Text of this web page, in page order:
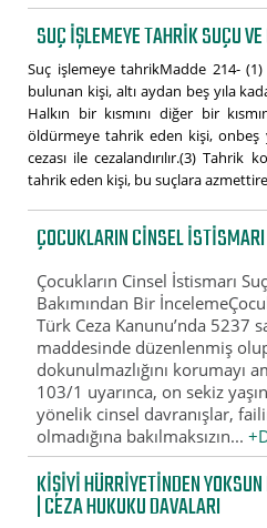
SUÇ IŞLEMEYE TAHRIK SUÇU
Suç işlemeye tahrikMadde 214-
bulunan kişi, altı aydan beş yıla
Halkın bir kısmını diğer bir
öldürmeye tahrik eden kişi, onbeş
cezası ile cezalandırılır.(3) Tahrik
tahrik eden kişi, bu suçlara
ÇOCUKLARIN CINSEL
Çocukların Cinsel İstismarı
Bakımından Bir
Türk Ceza Kanunu’nda 5237
maddesinde düzenlenmiş
dokunulmazlığını korumayı
103/1 uyarınca, on sekiz
yönelik cinsel davranışlar,
olmadığına bakılmaksızın...
KIŞIYI HÜRRIYETINDEN
| CEZA HUKUKU DAVALARI